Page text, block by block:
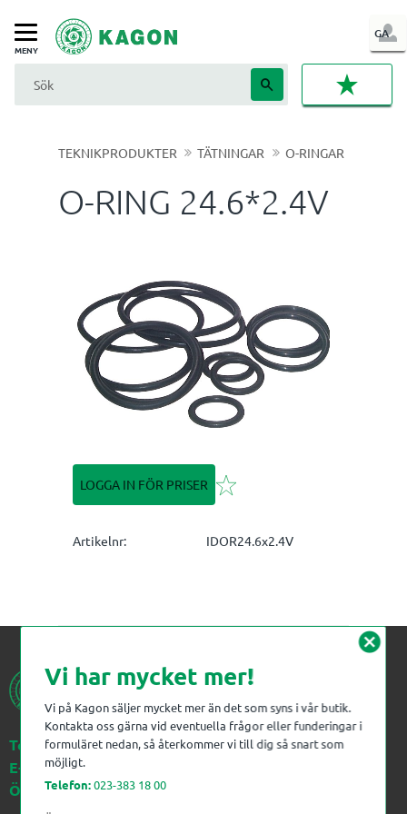
Meny
GA
IN
TEKNIKPRODUKTER TÄTNINGAR O-RINGAR
O-RING 24.6*2.4V
LOGGA IN FÖR PRISER Lägg till i favoriter
Artikelnr IDOR24.6x2.4V
Telefon:023-383 18 00
E-post:kagon@kagon.se
Öppettider:Måndag-Fredag, 07-16
cancel
Vi har mycket mer!
Vi på Kagon säljer mycket mer än det som syns i vår butik.
Kontakta oss gärna vid eventuella frågor eller funderingar i
formuläret nedan, så återkommer vi till dig så snart som
möjligt.
Telefon:023-383 18 00